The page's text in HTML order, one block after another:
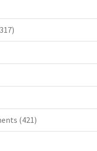
(421)